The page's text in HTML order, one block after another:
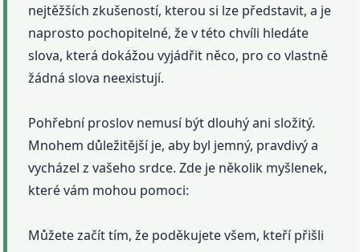
nejtěžších zkušeností, kterou si lze představit, a je
naprosto pochopitelné, že v této chvíli hledáte
slova, která dokážou vyjádřit něco, pro co vlastně
žádná slova neexistují.
Pohřební proslov nemusí být dlouhý ani složitý.
Mnohem důležitější je, aby byl jemný, pravdivý a
vycházel z vašeho srdce. Zde je několik myšlenek,
které vám mohou pomoci:
Můžete začít tím, že poděkujete všem, kteří přišli